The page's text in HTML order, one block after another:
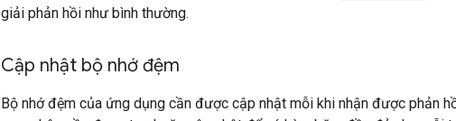
giải phản hồi như bình thường.
Cập nhật bộ nhớ đệm
Bộ nhớ đệm của ứng dụng cần được cập nhật mỗi khi nhận được phản